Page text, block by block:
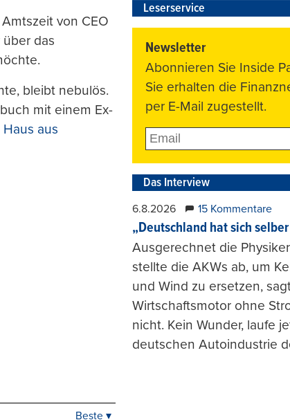
von CEO
das
bleibt nebulös.
mit einem Ex-
aus
Beste ▾
Leserservice
Newsletter
Abonnieren Sie Inside
Sie erhalten die
per E-Mail zugestellt.
Das Interview
6.8.2026 15 Kommentare
„Deutschland hat sich
Ausgerechnet die
stellte die AKWs ab, um
und Wind zu ersetzen,
Wirtschaftsmotor ohne
nicht. Kein Wunder, laufe
deutschen Autoindustrie